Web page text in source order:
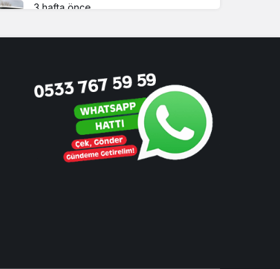
3 hafta önce
4 hafta önce
Beykoz’da bulduğu altın dolu
keseyi sahibine teslim etti!